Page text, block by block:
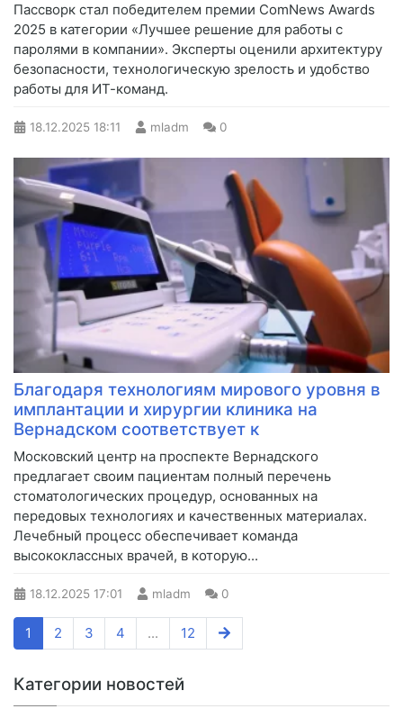
Пассворк стал победителем премии ComNews Awards
2025 в категории «Лучшее решение для работы с
паролями в компании». Эксперты оценили архитектуру
безопасности, технологическую зрелость и удобство
работы для ИТ-команд.
18.12.2025 18:11 mladm 0
Благодаря технологиям мирового уровня в
имплантации и хирургии клиника на
Вернадском соответствует к
Московский центр на проспекте Вернадского
предлагает своим пациентам полный перечень
стоматологических процедур, основанных на
передовых технологиях и качественных материалах.
Лечебный процесс обеспечивает команда
высококлассных врачей, в которую...
18.12.2025 17:01 mladm 0
1 2 3 4 ... 12
Категории новостей